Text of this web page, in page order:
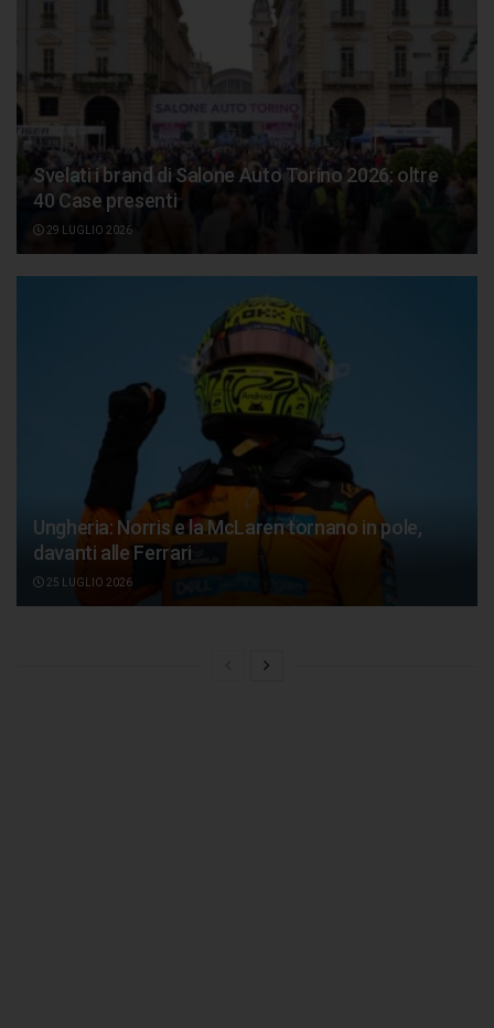
Svelati i brand di Salone Auto Torino 2026: oltre
40 Case presenti
29 LUGLIO 2026
Ungheria: Norris e la McLaren tornano in pole,
davanti alle Ferrari
25 LUGLIO 2026